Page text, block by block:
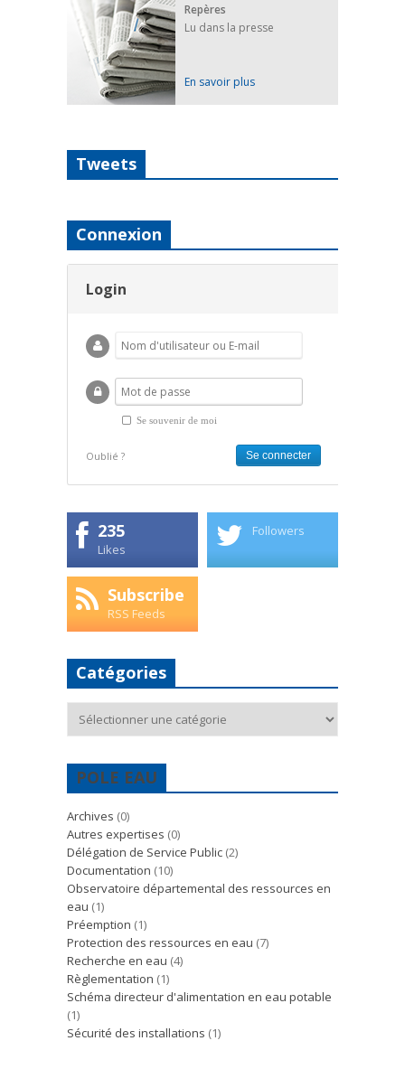
Repères
Lu dans la presse
En savoir plus
Tweets
Connexion
Login
Se souvenir de moi
Oublié ?
235
Likes
Followers
Subscribe
RSS Feeds
Catégories
POLE EAU
Archives (0)
Autres expertises (0)
Délégation de Service Public (2)
Documentation (10)
Observatoire départemental des ressources en
eau (1)
Préemption (1)
Protection des ressources en eau (7)
Recherche en eau (4)
Règlementation (1)
Schéma directeur d'alimentation en eau potable
(1)
Sécurité des installations (1)